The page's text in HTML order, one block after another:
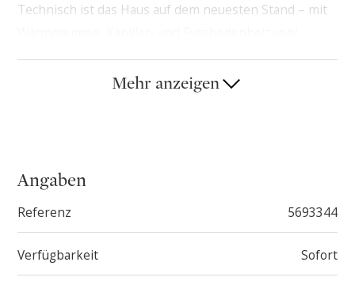
Technisch ist das Haus auf dem neuesten Stand – mit
kühlung, Smart-Home-System und Solaranlage.
Ein ideales Zuhause für Käufer mit höchsten
Mehr anzeigen
Angaben
Referenz 5693344
Verfügbarkeit Sofort